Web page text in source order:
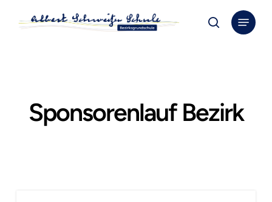
search
Menu
Sponsorenlauf Bezirk
Close